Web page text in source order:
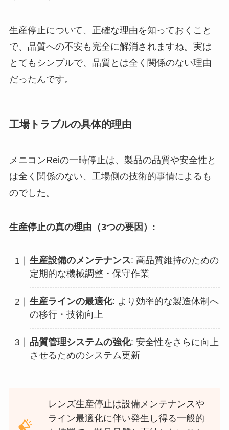
生産停止について、正確な理由を知っておくこと
で、品質への不安も完全に解消されますね。実は
とてもシンプルで、品質とは全く関係のない理由
だったんです。
工場トラブルの具体的理由
メニコンReiの一時停止は、製品の品質や安全性と
は全く関係のない、工場側の技術的事情によるも
のでした。
生産停止の真の理由（3つの要因）:
生産設備のメンテナンス: 高品質維持のための
定期的な機械調整・保守作業
生産ラインの最適化: より効率的な製造体制へ
の移行・技術向上
品質管理システムの強化: 安全性をさらに向上
させるためのシステム更新
レンズ生産停止は設備メンテナンスや
ライン最適化に伴い発生し得る一般的